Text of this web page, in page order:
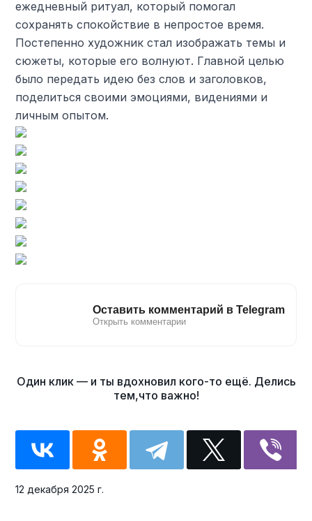
ежедневный ритуал, который помогал
сохранять спокойствие в непростое время.
Постепенно художник стал изображать темы и
сюжеты, которые его волнуют. Главной целью
было передать идею без слов и заголовков,
поделиться своими эмоциями, видениями и
личным опытом.
12 декабря 2025 г.